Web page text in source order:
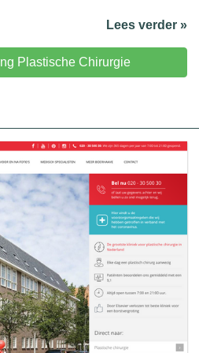
Lees verder »
Plastische Chirurgie